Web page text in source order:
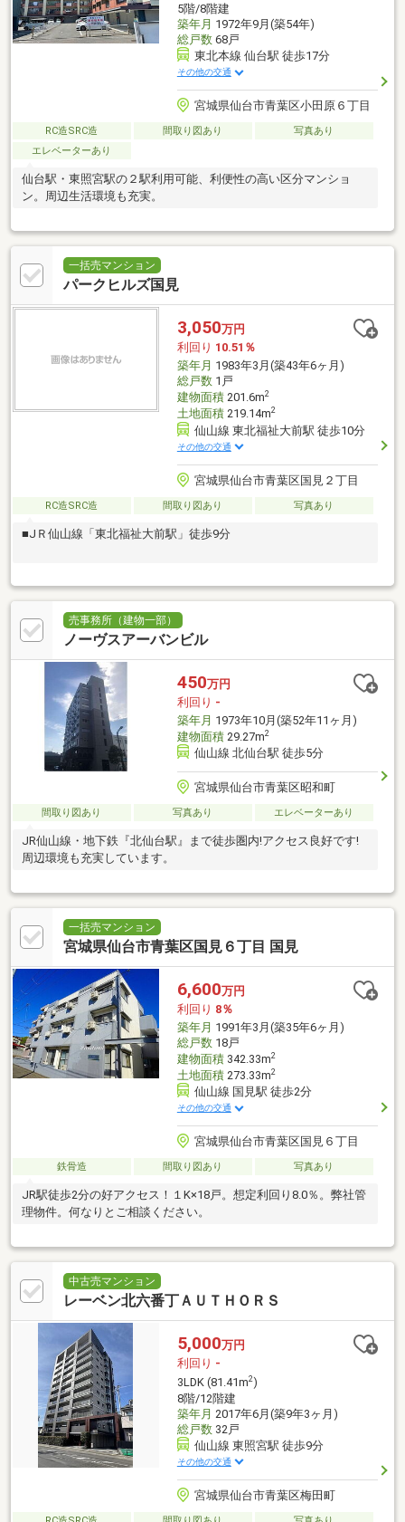
5階/8階建
築年月 1972年9月(築54年)
総戸数68戸
東北本線 仙台駅 徒歩17分
その他の交通
宮城県仙台市青葉区小田原６丁目
RC造SRC造 間取り図あり
写真あり
エレベーターあり
仙台駅・東照宮駅の２駅利用可能、利便性の高い区分マンショ
ン。周辺生活環境も充実。
一括売マンション
パークヒルズ国見
3,050万円
利回り 10.51％
築年月 1983年3月(築43年6ヶ月)
総戸数1戸
建物面積201.6m2
土地面積219.14m2
仙山線 東北福祉大前駅 徒歩10分
その他の交通
宮城県仙台市青葉区国見２丁目
RC造SRC造 間取り図あり 写真あり
■JＲ仙山線「東北福祉大前駅」徒歩9分
売事務所（建物一部）
ノーヴスアーバンビル
450万円
利回り -
築年月 1973年10月(築52年11ヶ月)
建物面積29.27m2
仙山線 北仙台駅 徒歩5分
宮城県仙台市青葉区昭和町
間取り図あり 写真あり エレベーターあり
JR仙山線・地下鉄『北仙台駅』まで徒歩圏内!アクセス良好です!
周辺環境も充実しています。
一括売マンション
宮城県仙台市青葉区国見６丁目 国見
6,600万円
利回り 8％
築年月 1991年3月(築35年6ヶ月)
総戸数18戸
建物面積342.33m2
土地面積273.33m2
仙山線 国見駅 徒歩2分
その他の交通
宮城県仙台市青葉区国見６丁目
鉄骨造 間取り図あり 写真あり
JR駅徒歩2分の好アクセス！１K×18戸。想定利回り8.0％。弊社管
理物件。何なりとご相談ください。
中古売マンション
レーベン北六番丁ＡＵＴＨＯＲＳ
5,000万円
利回り -
3LDK (81.41m2)
8階/12階建
築年月 2017年6月(築9年3ヶ月)
総戸数32戸
仙山線 東照宮駅 徒歩9分
その他の交通
宮城県仙台市青葉区梅田町